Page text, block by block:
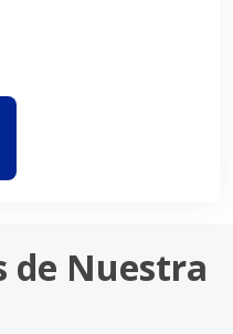
de Nuestra